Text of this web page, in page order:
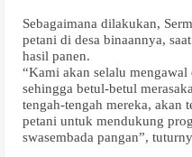
Sebagaimana dilakukan,
petani di desa binaannya,
hasil panen.
“Kami akan selalu
sehingga betul-betul
tengah-tengah mereka, akan
petani untuk mendukung
swasembada pangan”,